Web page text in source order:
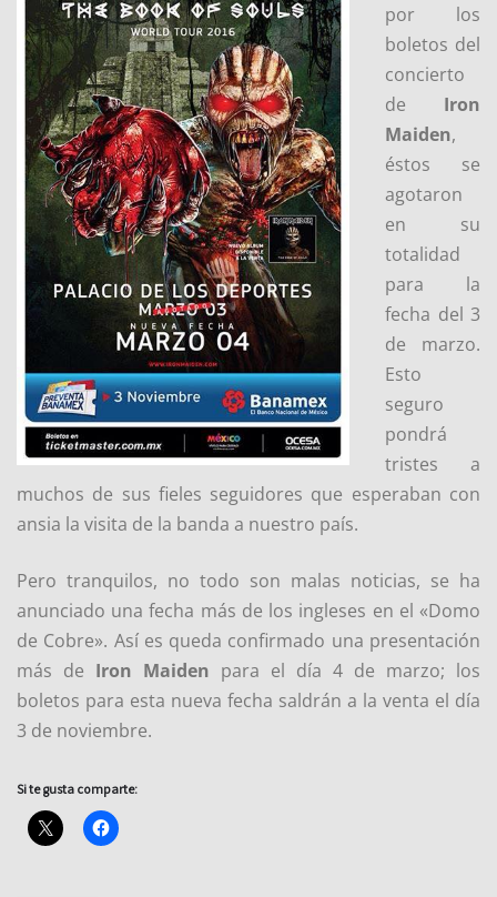
por los
boletos del
concierto
de Iron
Maiden,
éstos se
agotaron
en su
totalidad
para la
fecha del 3
de marzo.
Esto
seguro
pondrá
tristes a
muchos de sus fieles seguidores que esperaban con
ansia la visita de la banda a nuestro país.
Pero tranquilos, no todo son malas noticias, se ha
anunciado una fecha más de los ingleses en el «Domo
de Cobre». Así es queda confirmado una presentación
más de Iron Maiden para el día 4 de marzo; los
boletos para esta nueva fecha saldrán a la venta el día
3 de noviembre.
Si te gusta comparte: